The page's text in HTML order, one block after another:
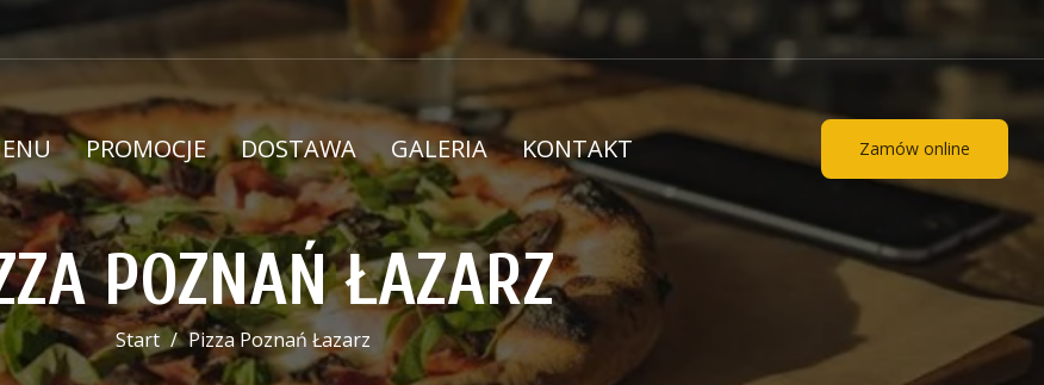
PROMOCJE DOSTAWA GALERIA KONTAKT Zamów online
POZNAŃ ŁAZARZ
Start Pizza Poznań Łazarz